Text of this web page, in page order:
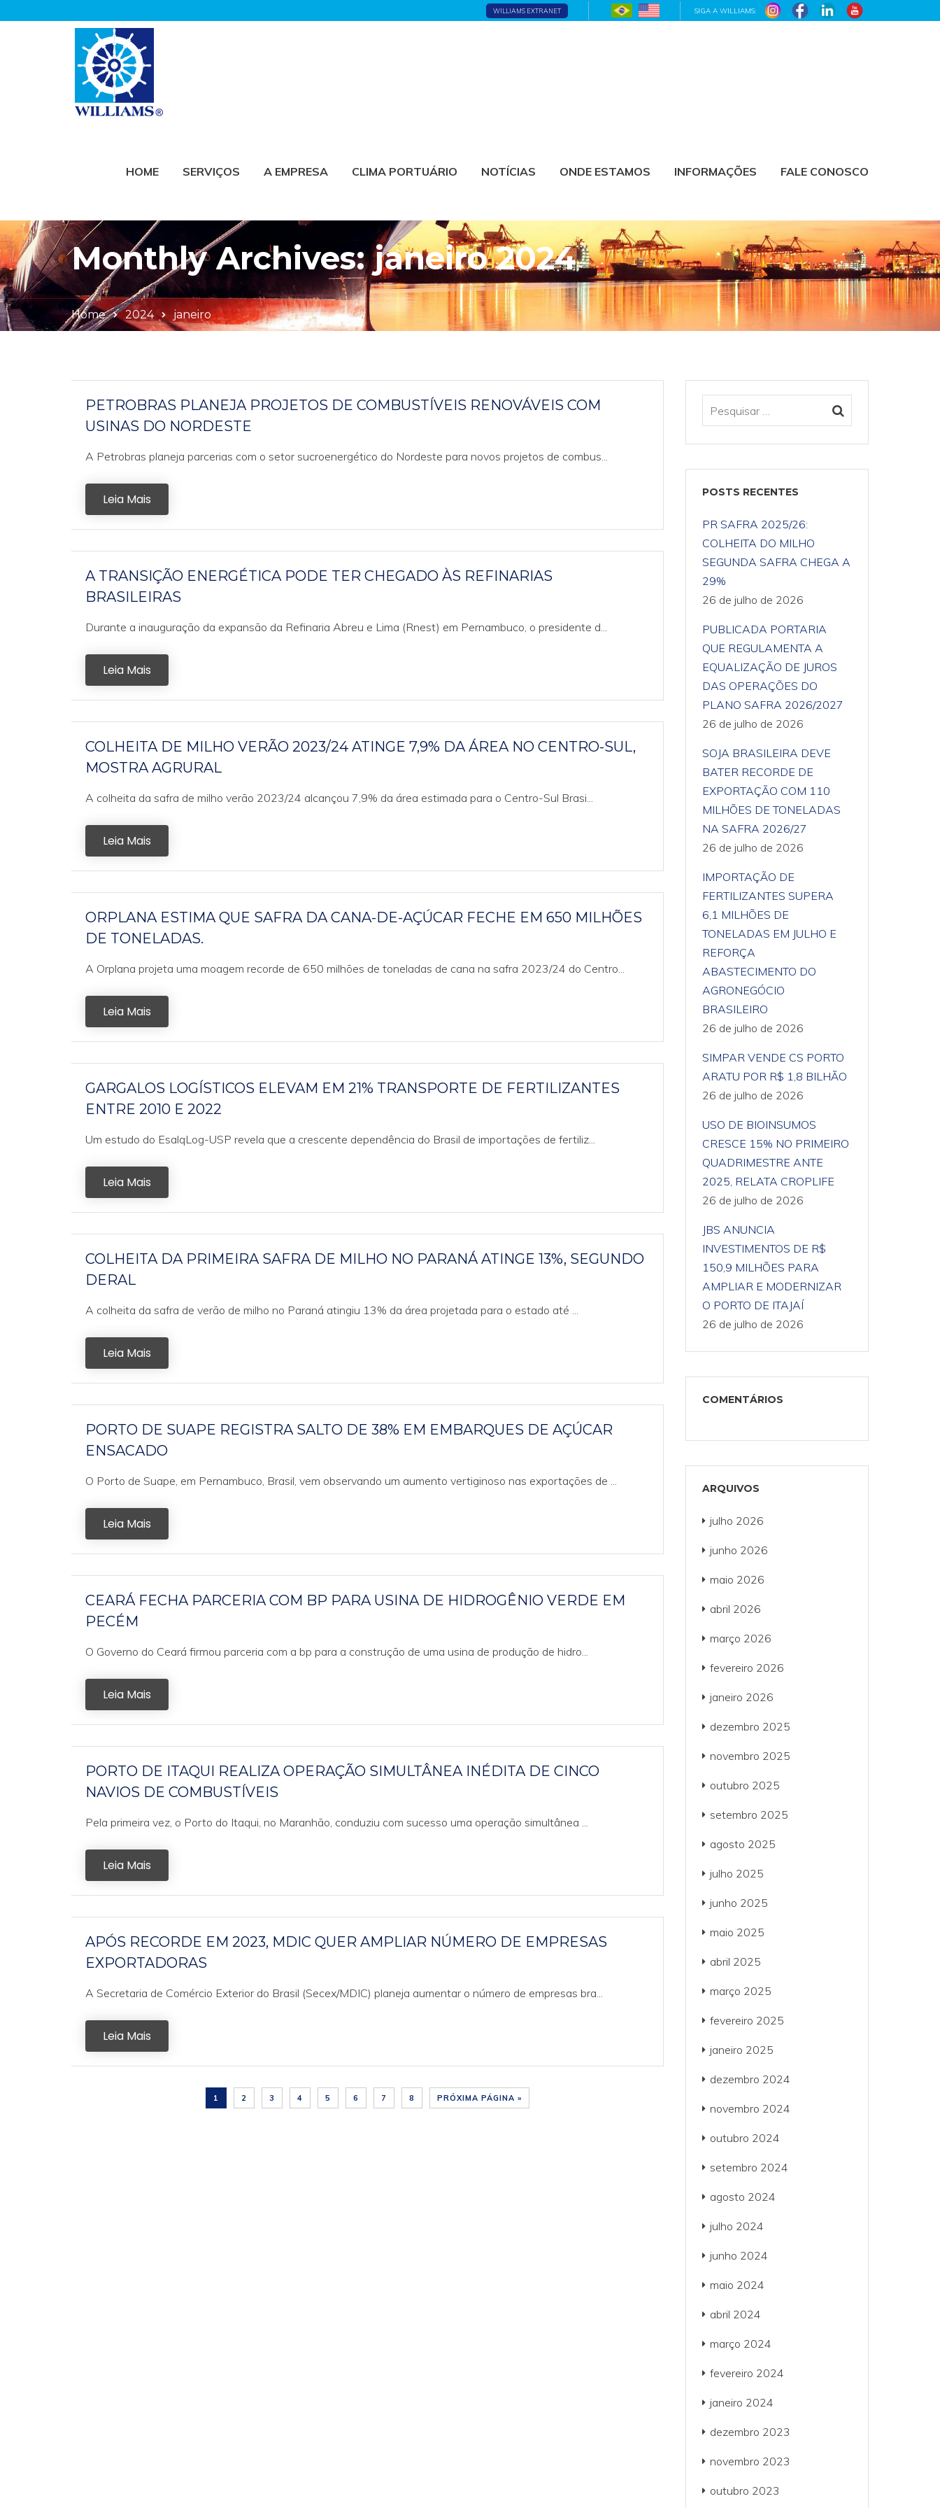
WILLIAMS EXTRANET SIGA A WILLIAMS:
HOME SERVIÇOS A EMPRESA CLIMA PORTUÁRIO NOTÍCIAS ONDE ESTAMOS INFORMAÇÕES FALE CONOSCO
Monthly Archives: janeiro 2024
Home 2024 janeiro
PETROBRAS PLANEJA PROJETOS DE COMBUSTÍVEIS RENOVÁVEIS COM
USINAS DO NORDESTE
A Petrobras planeja parcerias com o setor sucroenergético do Nordeste para novos projetos de combus...
Leia Mais
A TRANSIÇÃO ENERGÉTICA PODE TER CHEGADO ÀS REFINARIAS
BRASILEIRAS
Durante a inauguração da expansão da Refinaria Abreu e Lima (Rnest) em Pernambuco, o presidente d...
Leia Mais
COLHEITA DE MILHO VERÃO 2023/24 ATINGE 7,9% DA ÁREA NO CENTRO-SUL,
MOSTRA AGRURAL
A colheita da safra de milho verão 2023/24 alcançou 7,9% da área estimada para o Centro-Sul Brasi...
Leia Mais
ORPLANA ESTIMA QUE SAFRA DA CANA-DE-AÇÚCAR FECHE EM 650 MILHÕES
DE TONELADAS.
A Orplana projeta uma moagem recorde de 650 milhões de toneladas de cana na safra 2023/24 do Centro...
Leia Mais
GARGALOS LOGÍSTICOS ELEVAM EM 21% TRANSPORTE DE FERTILIZANTES
ENTRE 2010 E 2022
Um estudo do EsalqLog-USP revela que a crescente dependência do Brasil de importações de fertiliz...
Leia Mais
COLHEITA DA PRIMEIRA SAFRA DE MILHO NO PARANÁ ATINGE 13%, SEGUNDO
DERAL
A colheita da safra de verão de milho no Paraná atingiu 13% da área projetada para o estado até ...
Leia Mais
PORTO DE SUAPE REGISTRA SALTO DE 38% EM EMBARQUES DE AÇÚCAR
ENSACADO
O Porto de Suape, em Pernambuco, Brasil, vem observando um aumento vertiginoso nas exportações de ...
Leia Mais
CEARÁ FECHA PARCERIA COM BP PARA USINA DE HIDROGÊNIO VERDE EM
PECÉM
O Governo do Ceará firmou parceria com a bp para a construção de uma usina de produção de hidro...
Leia Mais
PORTO DE ITAQUI REALIZA OPERAÇÃO SIMULTÂNEA INÉDITA DE CINCO
NAVIOS DE COMBUSTÍVEIS
Pela primeira vez, o Porto do Itaqui, no Maranhão, conduziu com sucesso uma operação simultânea ...
Leia Mais
APÓS RECORDE EM 2023, MDIC QUER AMPLIAR NÚMERO DE EMPRESAS
EXPORTADORAS
A Secretaria de Comércio Exterior do Brasil (Secex/MDIC) planeja aumentar o número de empresas bra...
Leia Mais
1 2 3 4 5 6 7 8 PRÓXIMA PÁGINA »
POSTS RECENTES
PR SAFRA 2025/26:
COLHEITA DO MILHO
SEGUNDA SAFRA CHEGA A
29%
26 de julho de 2026
PUBLICADA PORTARIA
QUE REGULAMENTA A
EQUALIZAÇÃO DE JUROS
DAS OPERAÇÕES DO
PLANO SAFRA 2026/2027
26 de julho de 2026
SOJA BRASILEIRA DEVE
BATER RECORDE DE
EXPORTAÇÃO COM 110
MILHÕES DE TONELADAS
NA SAFRA 2026/27
26 de julho de 2026
IMPORTAÇÃO DE
FERTILIZANTES SUPERA
6,1 MILHÕES DE
TONELADAS EM JULHO E
REFORÇA
ABASTECIMENTO DO
AGRONEGÓCIO
BRASILEIRO
26 de julho de 2026
SIMPAR VENDE CS PORTO
ARATU POR R$ 1,8 BILHÃO
26 de julho de 2026
USO DE BIOINSUMOS
CRESCE 15% NO PRIMEIRO
QUADRIMESTRE ANTE
2025, RELATA CROPLIFE
26 de julho de 2026
JBS ANUNCIA
INVESTIMENTOS DE R$
150,9 MILHÕES PARA
AMPLIAR E MODERNIZAR
O PORTO DE ITAJAÍ
26 de julho de 2026
COMENTÁRIOS
ARQUIVOS
julho 2026
junho 2026
maio 2026
abril 2026
março 2026
fevereiro 2026
janeiro 2026
dezembro 2025
novembro 2025
outubro 2025
setembro 2025
agosto 2025
julho 2025
junho 2025
maio 2025
abril 2025
março 2025
fevereiro 2025
janeiro 2025
dezembro 2024
novembro 2024
outubro 2024
setembro 2024
agosto 2024
julho 2024
junho 2024
maio 2024
abril 2024
março 2024
fevereiro 2024
janeiro 2024
dezembro 2023
novembro 2023
outubro 2023